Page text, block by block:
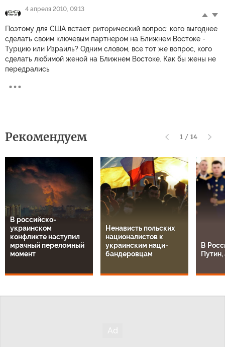
4 апреля 2010, 09:13
Поэтому для США встает риторический вопрос: кого выгоднее
сделать своим ключевым партнером на Ближнем Востоке -
Турцию или Израиль? Одним словом, все тот же вопрос, кого
сделать любимой женой на Ближнем Востоке. Как бы жены не
передрались
Рекомендуем 1 / 14
В российско-
украинском
конфликте наступил
мрачный переломный
момент
Ненависть польских
националистов к
украинским наци-
бандеровцам
В